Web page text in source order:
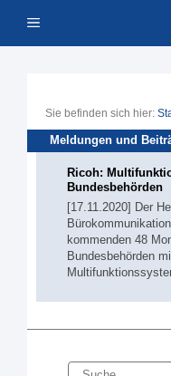
Inhalt Menü
Sie befinden sich hier:
Meldungen und
Ricoh:
Bundesbehörden
[17.11.2020] Der
kommenden 48
Bundesbehörden
Suche